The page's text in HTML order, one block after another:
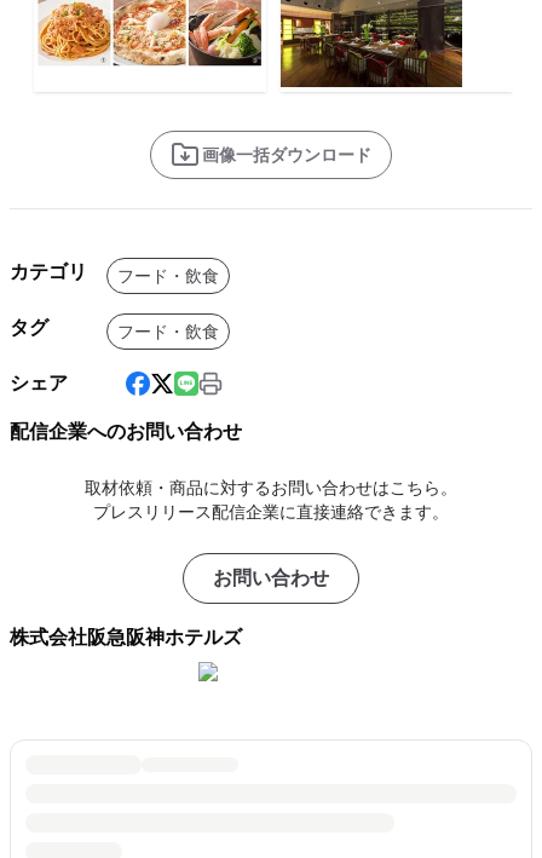
画像一括ダウンロード
カテゴリ フード・飲食
タグ フード・飲食
シェア
配信企業へのお問い合わせ
取材依頼・商品に対するお問い合わせはこちら。
プレスリリース配信企業に直接連絡できます。
お問い合わせ
株式会社阪急阪神ホテルズ